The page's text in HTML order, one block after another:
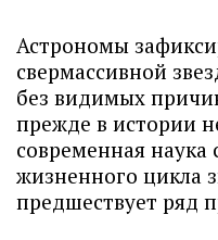
Астрономы
свермассивной
без видимых
прежде в истории
современная наука
жизненного цикла
предшествует ряд